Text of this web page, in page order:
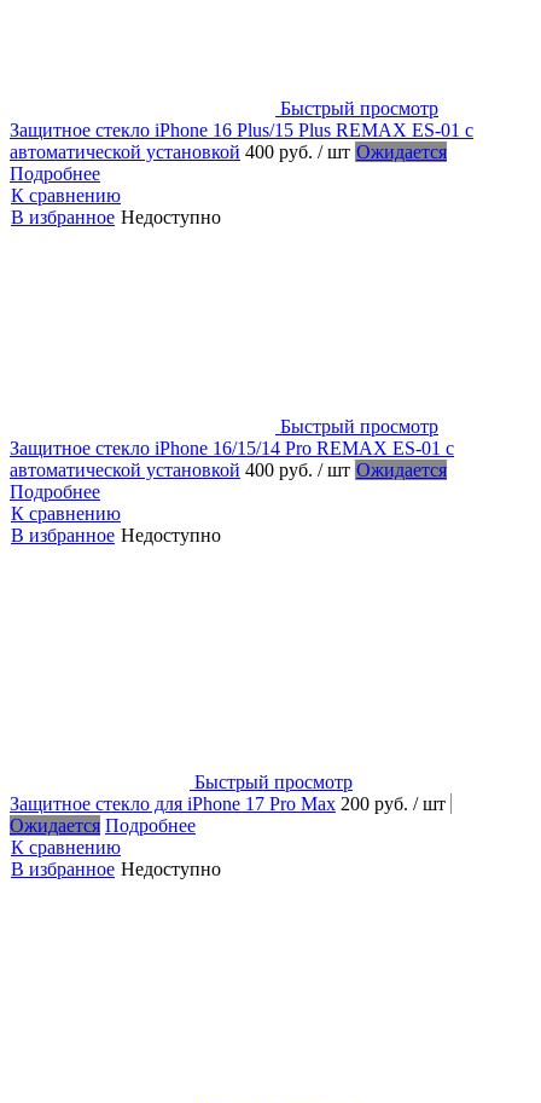
Быстрый просмотр
Защитное стекло iPhone 16 Plus/15 Plus REMAX ES-01 с
автоматической установкой 400 руб. / шт Ожидается
Подробнее
К сравнению
В избранное Недоступно
Быстрый просмотр
Защитное стекло iPhone 16/15/14 Pro REMAX ES-01 с
автоматической установкой 400 руб. / шт Ожидается
Подробнее
К сравнению
В избранное Недоступно
Быстрый просмотр
Защитное стекло для iPhone 17 Pro Max 200 руб. / шт
Ожидается Подробнее
К сравнению
В избранное Недоступно